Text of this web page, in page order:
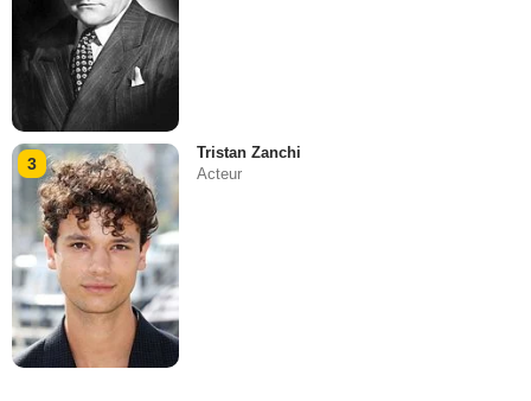
3
Tristan Zanchi
Acteur